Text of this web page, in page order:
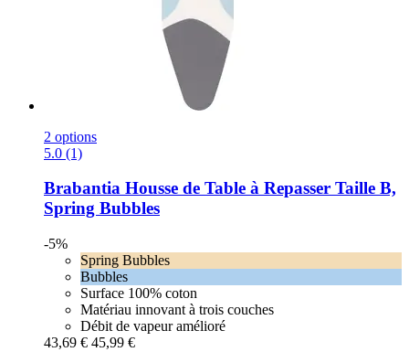
2 options
5.0 (1)
Brabantia Housse de Table à Repasser Taille B,
Spring Bubbles
-5%
Spring Bubbles
Bubbles
Surface 100% coton
Matériau innovant à trois couches
Débit de vapeur amélioré
43,69 € 45,99 €